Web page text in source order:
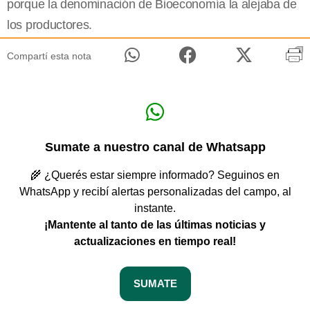
porque la denominación de Bioeconomía la alejaba de
los productores.
Compartí esta nota
Sumate a nuestro canal de Whatsapp
🌾 ¿Querés estar siempre informado? Seguinos en
WhatsApp y recibí alertas personalizadas del campo, al
instante.
¡Mantente al tanto de las últimas noticias y
actualizaciones en tiempo real!
SUMATE